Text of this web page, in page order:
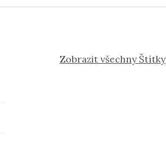
Zobrazit všechny Štítky